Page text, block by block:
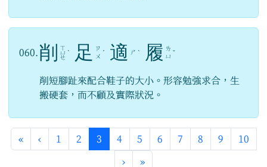
060. 削 ㄒ
ㄩ
ㄝ
ˋ 足
ㄗ
ㄨ ˊ 適 ㄕ ˋ 履 ㄌ
ㄩ ˇ
削短腳趾來配合鞋子的大小。形容勉強求合，生
搬硬套，而不顧及實際狀況。
«第一頁
‹上一頁
1 2 3(目前頁次)
4 5 6 7 8 9 10
›下一頁
»最後頁